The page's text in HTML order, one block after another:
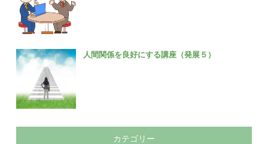
人間関係を良好にする講座（発展５）
カテゴリー